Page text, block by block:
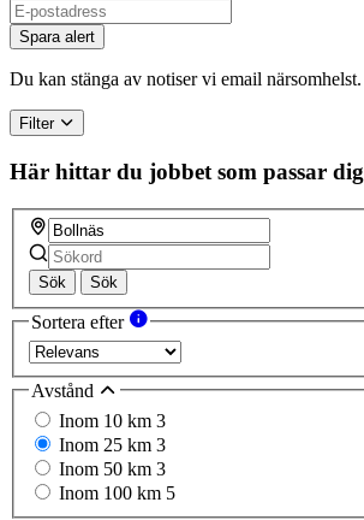
Spara alert
Du kan stänga av notiser vi email närsomhelst.
Filter
Här hittar du jobbet som passar dig
Sök Sök
Sortera efter
Avstånd
Inom 10 km 3
Inom 25 km 3
Inom 50 km 3
Inom 100 km 5